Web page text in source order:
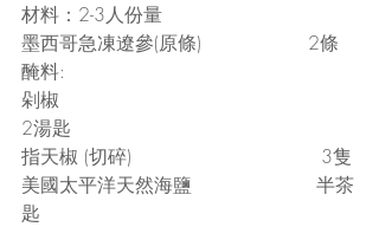
材料：2-3人份量
墨西哥急凍遼參(原條)                  2條
醃料:
剁椒
2湯匙
指天椒 (切碎)                                3隻
美國太平洋天然海鹽                     半茶
匙